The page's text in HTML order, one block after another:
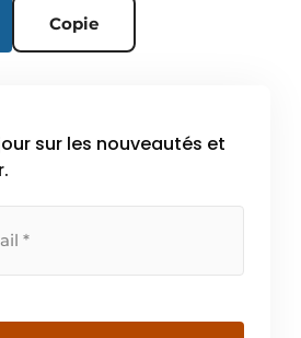
Copie
sur les nouveautés et